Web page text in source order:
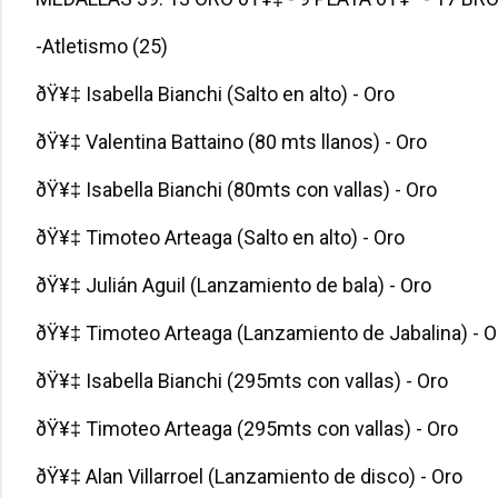
-Atletismo (25)
ðŸ¥‡ Isabella Bianchi (Salto en alto) - Oro
ðŸ¥‡ Valentina Battaino (80 mts llanos) - Oro
ðŸ¥‡ Isabella Bianchi (80mts con vallas) - Oro
ðŸ¥‡ Timoteo Arteaga (Salto en alto) - Oro
ðŸ¥‡ Julián Aguil (Lanzamiento de bala) - Oro
ðŸ¥‡ Timoteo Arteaga (Lanzamiento de Jabalina) -
ðŸ¥‡ Isabella Bianchi (295mts con vallas) - Oro
ðŸ¥‡ Timoteo Arteaga (295mts con vallas) - Oro
ðŸ¥‡ Alan Villarroel (Lanzamiento de disco) - Oro